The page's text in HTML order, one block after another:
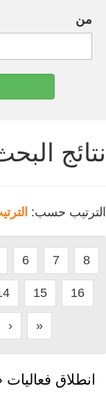
من
نتائج
الترتيب حسب:
6 7 8
15 16
› »
انطلاق فعاليات